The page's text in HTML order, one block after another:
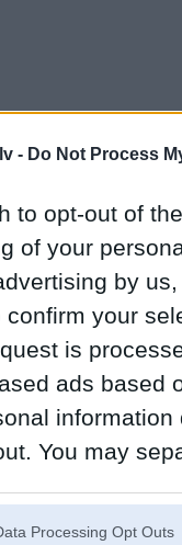
- Do Not Process
to opt-out of
of your
by
confirm your
is
ads based
You may
Processing Opt Outs